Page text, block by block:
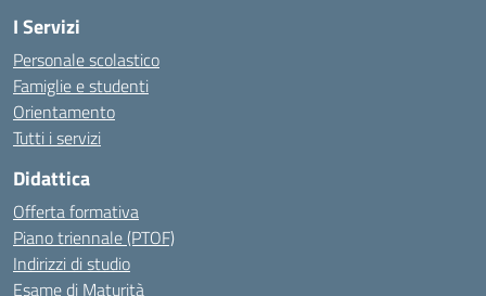
I Servizi
Personale scolastico
Famiglie e studenti
Orientamento
Tutti i servizi
Didattica
Offerta formativa
Piano triennale (PTOF)
Indirizzi di studio
Esame di Maturità